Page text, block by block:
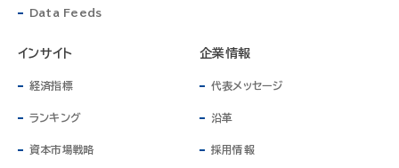
Data Feeds
インサイト
経済指標
ランキング
資本市場戦略
企業情報
代表メッセージ
沿革
採用情報